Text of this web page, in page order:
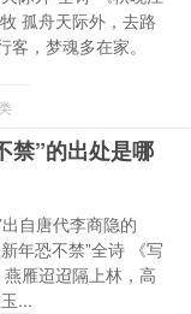
孤舟天际外，去路
，梦魂多在家。
禁”的出处是哪
自唐代李商隐的
年恐不禁”全诗 《写
雁迢迢隔上林，高
...